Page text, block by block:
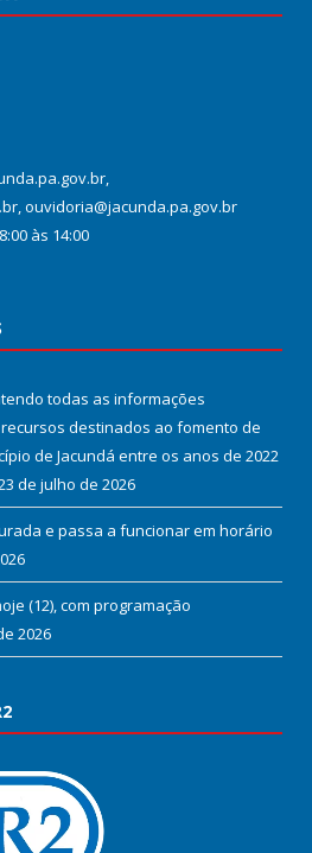
ouvidoria@jacunda.pa.gov.br
às 14:00
todas as informações
destinados ao fomento de
de Jacundá entre os anos de 2022
de julho de 2026
e passa a funcionar em horário
(12), com programação
2026